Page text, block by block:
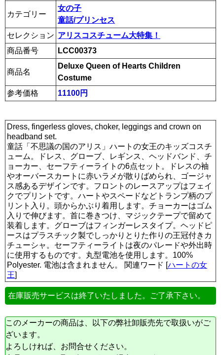
カテゴリー
女の子
童話/プリンセス
セレクション アリスコスチューム大特集！
商品番号
LCC00373
商品名
Deluxe Queen of Hearts Children
Costume
参考価格
11100円
Dress, fingerless gloves, choker, leggings and crown on
headband set.
童話「不思議の国のアリス」ハートの女王のキッズコスチ
ューム。ドレス、グローブ、レギンス、ヘッドバンド、チ
ョーカー、セーフティーライトの6点セット。ドレスの袖
やオーバースカートに赤いラメが散りばめられ、ゴージャ
ス感あるデザインです。フロントのレースアップはフェイ
クでプリントです。ハートやスペードなどトランプ柄のプ
リント入り。頭からかぶり着用します。チョーカーはゴム
入りで伸びます。首に巻きつけ、マジックテープで留めて
装着します。グローブはフィンガーレスタイプ。ヘッドピ
ースはプラスチック製でしっかりとりた作りの王冠付きカ
チューシャ。セーフティーライトは夜のパレードや外出時
に使用するものです。丸型電池を使用します。100%
Polyester. 電池は含まれません。 関連ワード [ハートの女
王]
在庫販売サービスは終了いたしました。ご了承下さい。
このメーカーの商品は、以下の弊社卸販売先で取扱いがご
ざいます。
よろしければ、お問合せください。